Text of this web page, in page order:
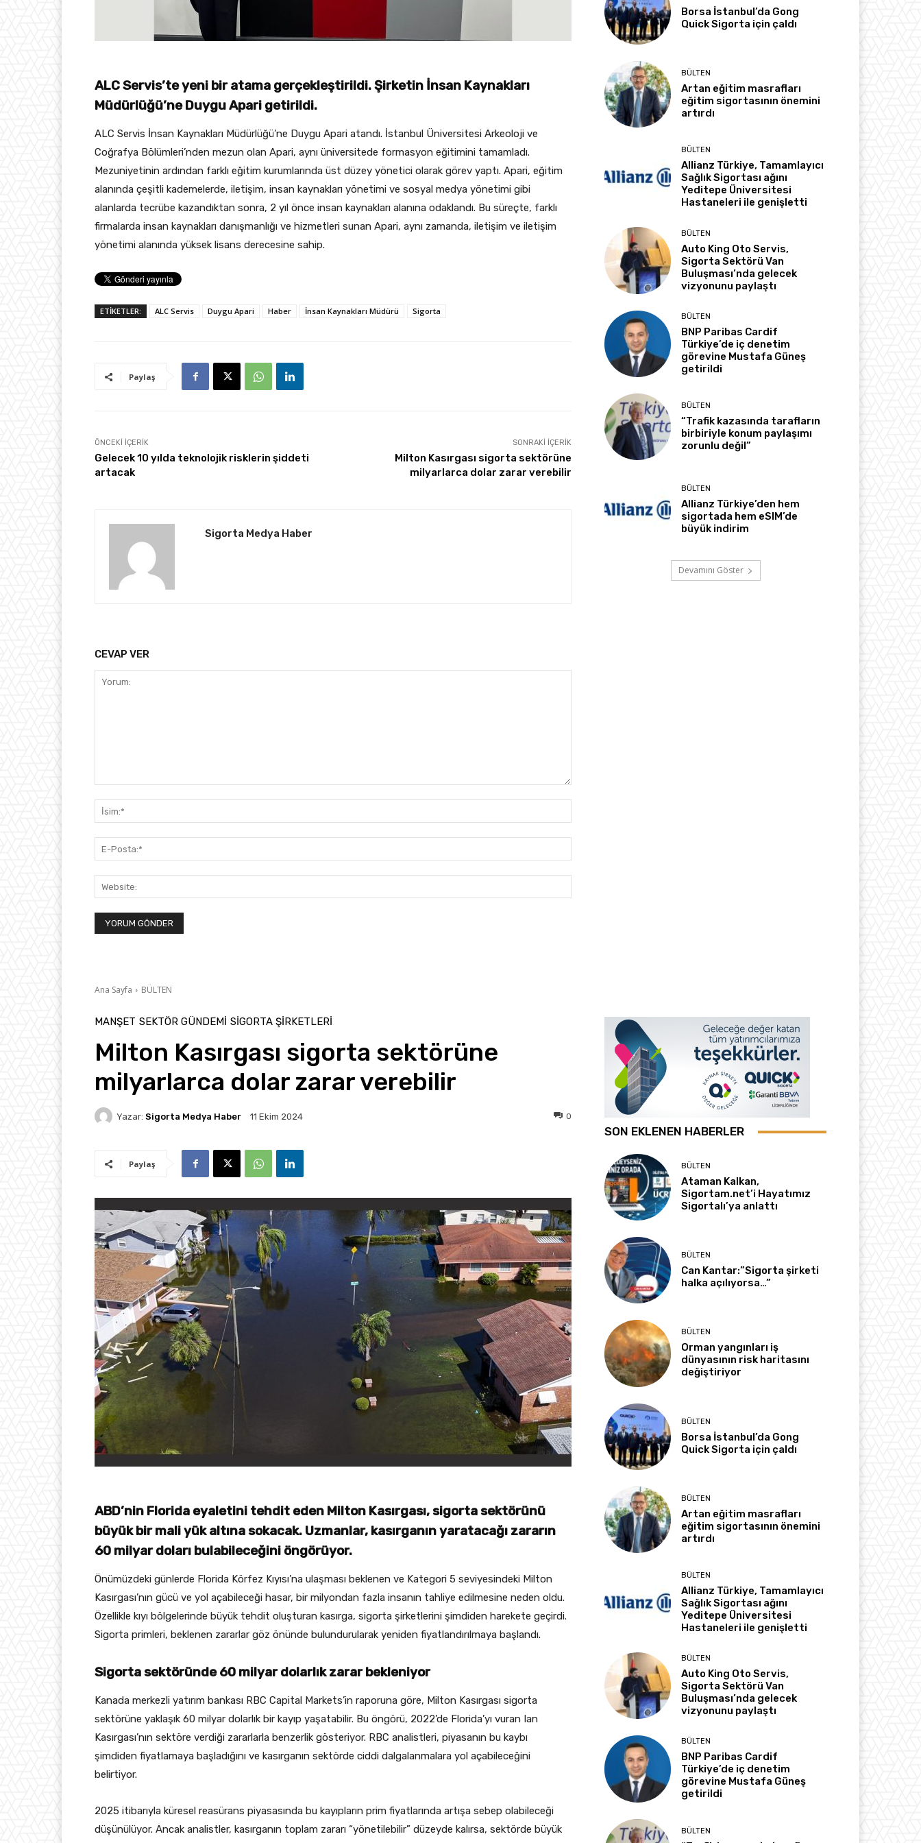
ALC Servis’te yeni bir atama gerçekleştirildi. Şirketin İnsan Kaynakları
Müdürlüğü’ne Duygu Apari getirildi.
ALC Servis İnsan Kaynakları Müdürlüğü’ne Duygu Apari atandı. İstanbul Üniversitesi Arkeoloji ve
Coğrafya Bölümleri’nden mezun olan Apari, aynı üniversitede formasyon eğitimini tamamladı.
Mezuniyetinin ardından farklı eğitim kurumlarında üst düzey yönetici olarak görev yaptı. Apari, eğitim
alanında çeşitli kademelerde, iletişim, insan kaynakları yönetimi ve sosyal medya yönetimi gibi
alanlarda tecrübe kazandıktan sonra, 2 yıl önce insan kaynakları alanına odaklandı. Bu süreçte, farklı
firmalarda insan kaynakları danışmanlığı ve hizmetleri sunan Apari, aynı zamanda, iletişim ve iletişim
yönetimi alanında yüksek lisans derecesine sahip.
ETİKETLER: ALC Servis Duygu Apari Haber İnsan Kaynakları Müdürü Sigorta
Paylaş
ÖNCEKI İÇERIK
Gelecek 10 yılda teknolojik risklerin şiddeti
artacak
SONRAKI İÇERIK
Milton Kasırgası sigorta sektörüne
milyarlarca dolar zarar verebilir
Sigorta Medya Haber
CEVAP VER
Posta:*
Borsa İstanbul’da Gong
Quick Sigorta için çaldı
BÜLTEN
Artan eğitim masrafları
eğitim sigortasının önemini
artırdı
BÜLTEN
Allianz Türkiye, Tamamlayıcı
Sağlık Sigortası ağını
Yeditepe Üniversitesi
Hastaneleri ile genişletti
BÜLTEN
Auto King Oto Servis,
Sigorta Sektörü Van
Buluşması’nda gelecek
vizyonunu paylaştı
BÜLTEN
BNP Paribas Cardif
Türkiye’de iç denetim
görevine Mustafa Güneş
getirildi
BÜLTEN
“Trafik kazasında tarafların
birbiriyle konum paylaşımı
zorunlu değil”
BÜLTEN
Allianz Türkiye’den hem
sigortada hem eSIM’de
büyük indirim
Devamını Göster